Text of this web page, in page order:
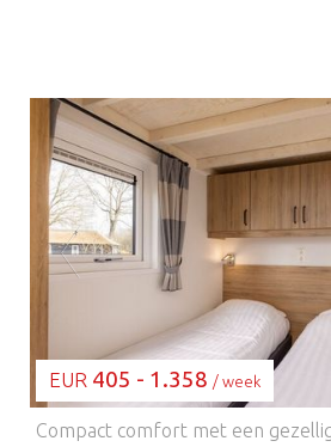
BEZIG MET LADEN...
EUR 405 - 1.358 / week